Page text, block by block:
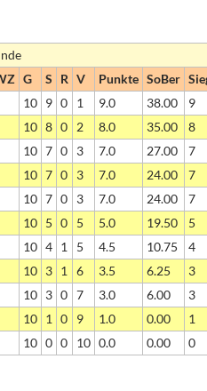
G S R V Punkte SoBer
10 9 0 1 9.0 38.00
9
10 8 0 2 8.0 35.00
8
10 7 0 3 7.0 27.00
7
10 7 0 3 7.0 24.00
7
10 7 0 3 7.0 24.00
7
10 5 0 5 5.0 19.50
5
10 4 1 5 4.5 10.75
4
10 3 1 6 3.5 6.25
3
10 3 0 7 3.0 6.00
3
10 1 0 9 1.0 0.00
1
10 0 0 10 0.0 0.00 0